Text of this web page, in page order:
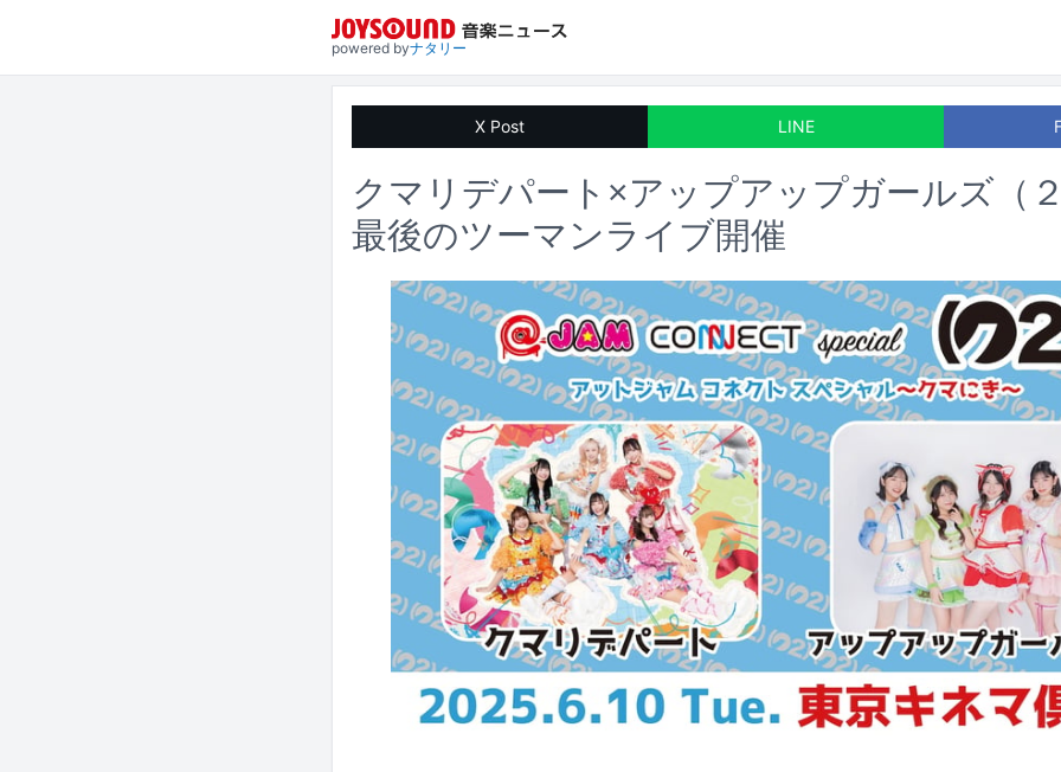
powered byナタリー
X Post LINE
クマリデパート×アップアップガールズ（
最後のツーマンライブ開催